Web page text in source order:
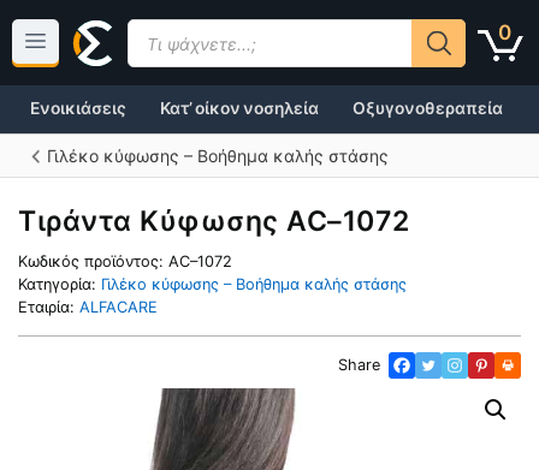
περιεχόμενο
0
Products
search
Κατ’ οίκον νοσηλεία Οξυγονοθεραπεία
Ενοικιάσεις
Γιλέκο κύφωσης – Βοήθημα καλής στάσης
Τιράντα Κύφωσης AC–1072
Κωδικός προϊόντος: AC–1072
Κατηγορία: Γιλέκο κύφωσης – Βοήθημα καλής στάσης
Εταιρία: ALFACARE
Share